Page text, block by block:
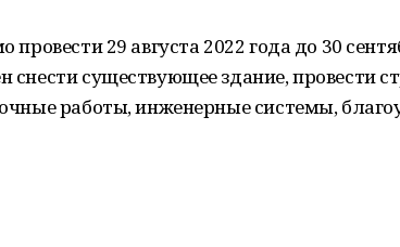
29 августа 2022 года до 30
существующее здание, провести
работы, инженерные системы,